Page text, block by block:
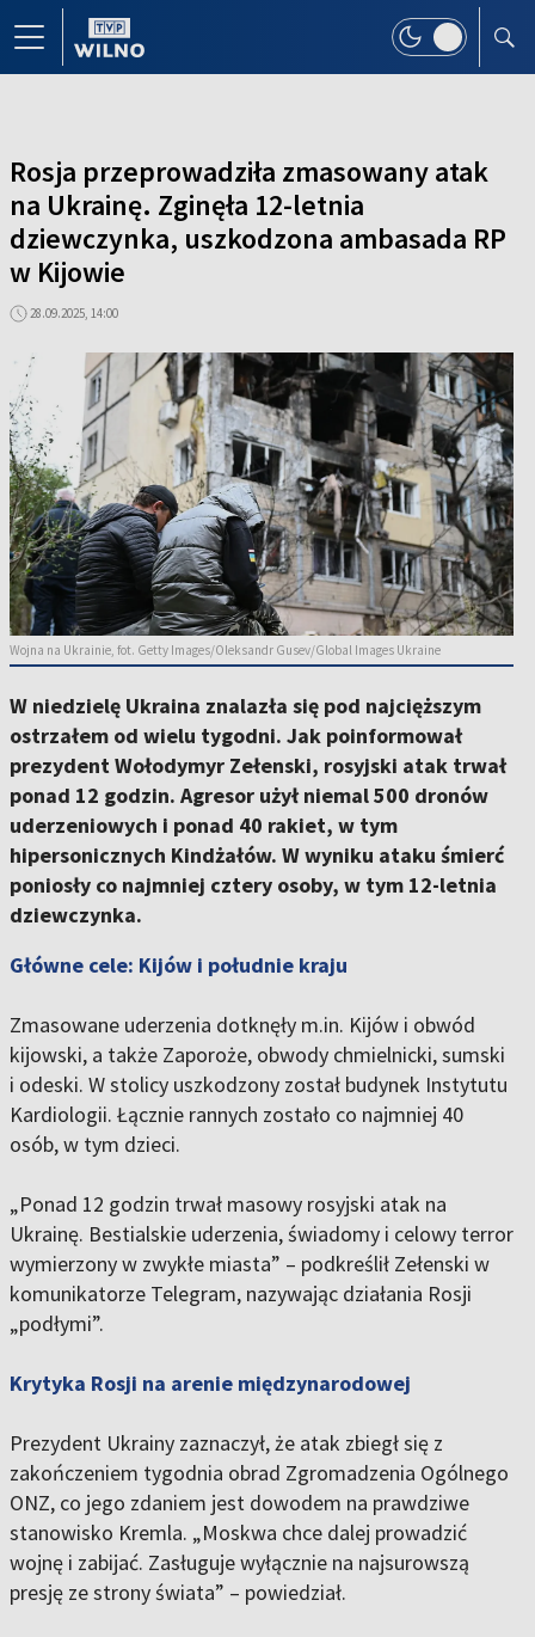
Rosja przeprowadziła zmasowany atak
na Ukrainę. Zginęła 12-letnia
dziewczynka, uszkodzona ambasada RP
w Kijowie
28.09.2025, 14:00
Wojna na Ukrainie, fot. Getty Images/Oleksandr Gusev/Global Images Ukraine
W niedzielę Ukraina znalazła się pod najcięższym
ostrzałem od wielu tygodni. Jak poinformował
prezydent Wołodymyr Zełenski, rosyjski atak trwał
ponad 12 godzin. Agresor użył niemal 500 dronów
uderzeniowych i ponad 40 rakiet, w tym
hipersonicznych Kindżałów. W wyniku ataku śmierć
poniosły co najmniej cztery osoby, w tym 12-letnia
dziewczynka.
Główne cele: Kijów i południe kraju
Zmasowane uderzenia dotknęły m.in. Kijów i obwód
kijowski, a także Zaporoże, obwody chmielnicki, sumski
i odeski. W stolicy uszkodzony został budynek Instytutu
Kardiologii. Łącznie rannych zostało co najmniej 40
osób, w tym dzieci.
„Ponad 12 godzin trwał masowy rosyjski atak na
Ukrainę. Bestialskie uderzenia, świadomy i celowy terror
wymierzony w zwykłe miasta” – podkreślił Zełenski w
komunikatorze Telegram, nazywając działania Rosji
„podłymi”.
Krytyka Rosji na arenie międzynarodowej
Prezydent Ukrainy zaznaczył, że atak zbiegł się z
zakończeniem tygodnia obrad Zgromadzenia Ogólnego
ONZ, co jego zdaniem jest dowodem na prawdziwe
stanowisko Kremla. „Moskwa chce dalej prowadzić
wojnę i zabijać. Zasługuje wyłącznie na najsurowszą
presję ze strony świata” – powiedział.